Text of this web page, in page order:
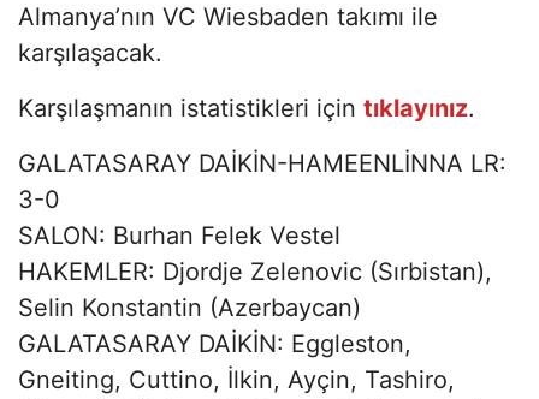
Almanya’nın VC Wiesbaden takımı ile
karşılaşacak.
Karşılaşmanın istatistikleri için tıklayınız.
GALATASARAY DAİKİN-HAMEENLİNNA LR:
3-0
SALON: Burhan Felek Vestel
HAKEMLER: Djordje Zelenovic (Sırbistan),
Selin Konstantin (Azerbaycan)
GALATASARAY DAİKİN: Eggleston,
Gneiting, Cuttino, İlkin, Ayçin, Tashiro,